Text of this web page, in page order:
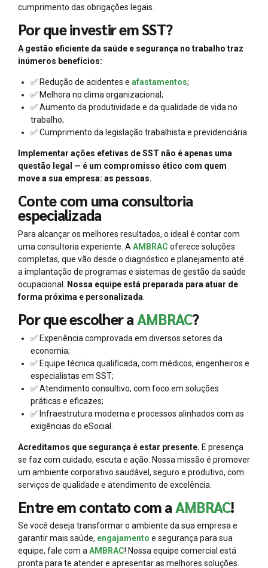
cumprimento das obrigações legais.
Por que investir em SST?
A gestão eficiente da saúde e segurança no trabalho traz
inúmeros benefícios:
✅ Redução de acidentes e afastamentos;
✅ Melhora no clima organizacional;
✅ Aumento da produtividade e da qualidade de vida no
trabalho;
✅ Cumprimento da legislação trabalhista e previdenciária.
Implementar ações efetivas de SST não é apenas uma
questão legal — é um compromisso ético com quem
move a sua empresa: as pessoas.
Conte com uma consultoria
especializada
Para alcançar os melhores resultados, o ideal é contar com
uma consultoria experiente. A AMBRAC oferece soluções
completas, que vão desde o diagnóstico e planejamento até
a implantação de programas e sistemas de gestão da saúde
ocupacional.
Nossa equipe está preparada para atuar de
forma próxima e personalizada
Por que escolher aAMBRAC?
✅ Experiência comprovada em diversos setores da
economia;
✅ Equipe técnica qualificada, com médicos, engenheiros e
especialistas em SST;
✅ Atendimento consultivo, com foco em soluções
práticas e eficazes;
✅ Infraestrutura moderna e processos alinhados com as
exigências do eSocial.
Acreditamos que segurança é estar presente. E presença
se faz com cuidado, escuta e ação. Nossa missão é promover
um ambiente corporativo saudável, seguro e produtivo, com
serviços de qualidade e atendimento de excelência.
Entre em contato com aAMBRAC!
Se você deseja transformar o ambiente da sua empresa e
garantir mais saúde, engajamento e segurança para sua
equipe, fale com aAMBRAC! Nossa equipe comercial está
pronta para te atender e apresentar as melhores soluções.